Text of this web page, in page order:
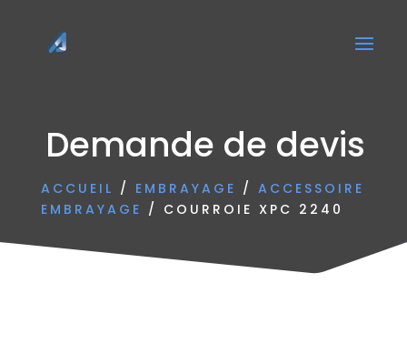
Demande de devis
ACCUEIL / EMBRAYAGE / ACCESSOIRE
EMBRAYAGE / COURROIE XPC 2240